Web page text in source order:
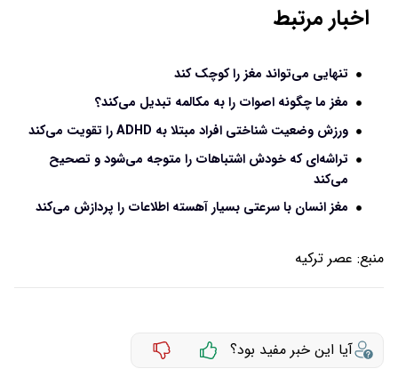
اخبار مرتبط
تنهایی می‌تواند مغز را کوچک ‌کند
مغز ما چگونه اصوات را به مکالمه تبدیل می‌کند؟
ورزش وضعیت شناختی افراد مبتلا به ADHD را تقویت می‌کند
تراشه‌ای که خودش اشتباهات را متوجه می‌شود و تصحیح
می‌کند
مغز انسان با سرعتی بسیار آهسته اطلاعات را پردازش می‌کند
منبع: عصر ترکیه
آیا این خبر مفید بود؟